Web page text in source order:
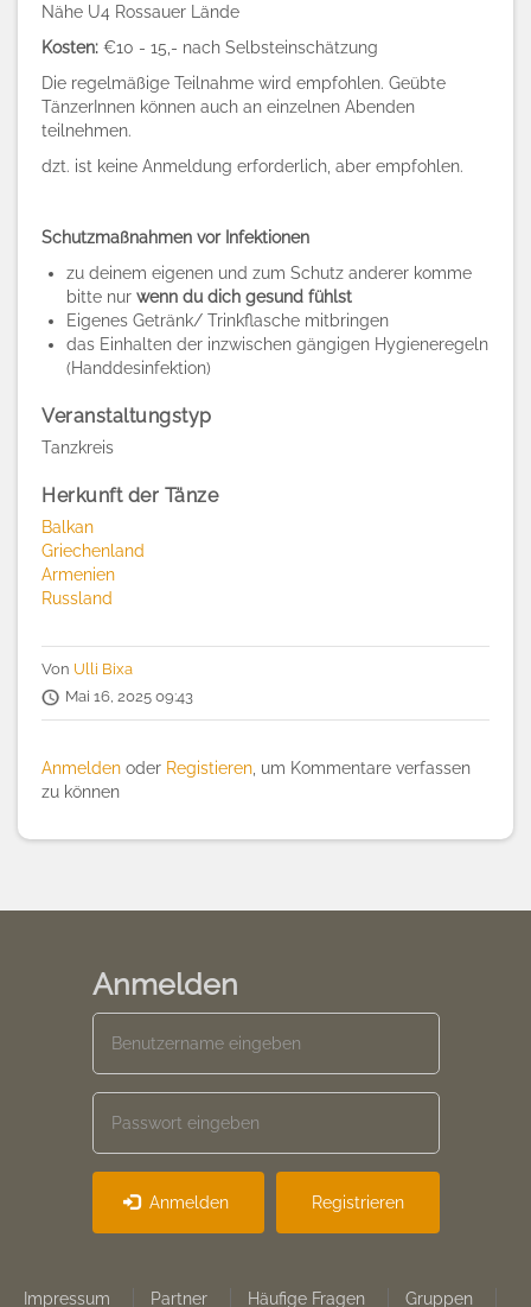
Nähe U4 Rossauer Lände
Kosten: €10 - 15,- nach Selbsteinschätzung
Die regelmäßige Teilnahme wird empfohlen. Geübte
TänzerInnen können auch an einzelnen Abenden
teilnehmen.
dzt. ist keine Anmeldung erforderlich, aber empfohlen.
Schutzmaßnahmen vor Infektionen
zu deinem eigenen und zum Schutz anderer komme
bitte nur wenn du dich gesund fühlst
Eigenes Getränk/ Trinkflasche mitbringen
das Einhalten der inzwischen gängigen Hygieneregeln
(Handdesinfektion)
Veranstaltungstyp
Tanzkreis
Herkunft der Tänze
Balkan
Griechenland
Armenien
Russland
Von Ulli Bixa
Mai 16, 2025 09:43
Anmelden oder Registieren , um Kommentare verfassen
zu können
Anmelden
Anmelden Registrieren
Impressum Partner Häufige Fragen Gruppen